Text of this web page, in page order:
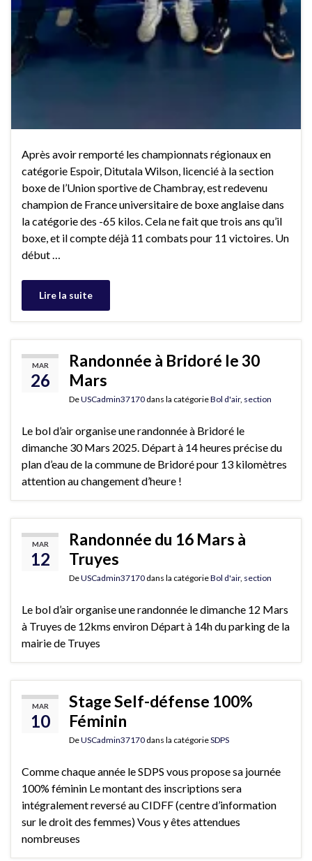
Après avoir remporté les championnats régionaux en
catégorie Espoir, Ditutala Wilson, licencié à la section
boxe de l’Union sportive de Chambray, est redevenu
champion de France universitaire de boxe anglaise dans
la catégorie des -65 kilos. Cela ne fait que trois ans qu’il
boxe, et il compte déjà 11 combats pour 11 victoires. Un
début …
Lire la suite
MAR
26
Randonnée à Bridoré le 30
Mars
DeUSCadmin37170 dans la catégorieBol d'air, section
Le bol d’air organise une randonnée à Bridoré le
dimanche 30 Mars 2025. Départ à 14 heures précise du
plan d’eau de la commune de Bridoré pour 13 kilomètres
attention au changement d’heure !
MAR
12
Randonnée du 16 Mars à
Truyes
DeUSCadmin37170 dans la catégorieBol d'air, section
Le bol d’air organise une randonnée le dimanche 12 Mars
à Truyes de 12kms environ Départ à 14h du parking de la
mairie de Truyes
MAR
10
Stage Self-défense 100%
Féminin
DeUSCadmin37170 dans la catégorieSDPS
Comme chaque année le SDPS vous propose sa journée
100% féminin Le montant des inscriptions sera
intégralement reversé au CIDFF (centre d’information
sur le droit des femmes) Vous y êtes attendues
nombreuses